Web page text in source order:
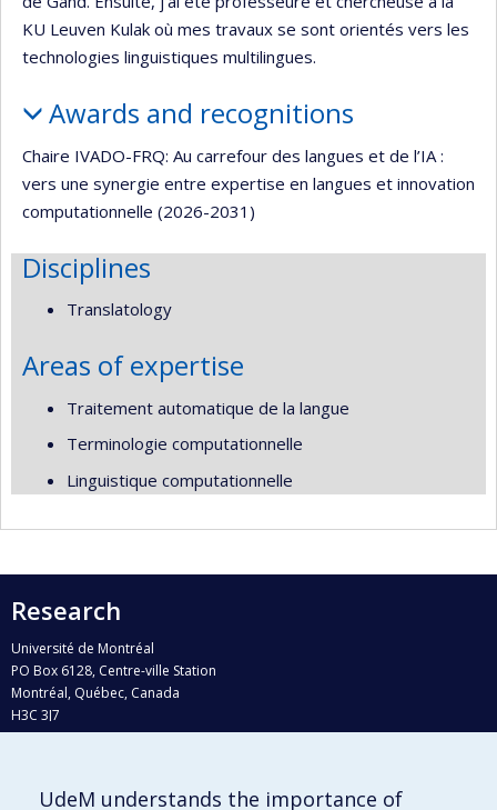
KU Leuven Kulak où mes travaux se sont orientés vers les
technologies linguistiques multilingues.
Awards and recognitions
Chaire IVADO-FRQ: Au carrefour des langues et de l’IA :
vers une synergie entre expertise en langues et innovation
computationnelle (2026-2031)
Disciplines
Translatology
Areas of expertise
Traitement automatique de la langue
Terminologie computationnelle
Linguistique computationnelle
Research
Université de Montréal
PO Box 6128, Centre-ville Station
Montréal, Québec, Canada
H3C 3J7
UdeM understands the importance of